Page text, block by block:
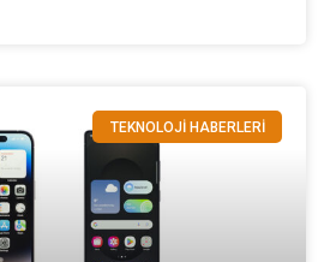
TEKNOLOJİ HABERLERİ